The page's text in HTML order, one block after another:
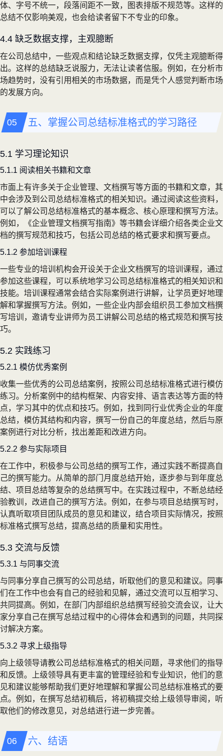
体、字号不统一，段落间距不一致，图表排版不规范等。这样的
总结不仅影响美观，也会给读者留下不专业的印象。
4.4 缺乏数据支撑，主观臆断
在公司总结中，一些观点和结论缺乏数据支撑，仅凭主观臆断得
出。这样的总结缺乏说服力，无法让读者信服。例如，在分析市
场趋势时，没有引用相关的市场数据，而是凭个人感觉判断市场
的发展方向。
五、掌握公司总结标准格式的学习路径
5.1 学习理论知识
5.1.1 阅读相关书籍和文章
市面上有许多关于企业管理、文档撰写等方面的书籍和文章，其
中会涉及到公司总结标准格式的相关知识。通过阅读这些资料，
可以了解公司总结标准格式的基本概念、核心原理和撰写方法。
例如，《企业管理文档撰写指南》等书籍会详细介绍各类企业文
档的撰写规范和技巧，包括公司总结的格式要求和撰写要点。
5.1.2 参加培训课程
一些专业的培训机构会开设关于企业文档撰写的培训课程，通过
参加这些课程，可以系统地学习公司总结标准格式的相关知识和
技能。培训课程通常会结合实际案例进行讲解，让学员更好地理
解和掌握撰写方法。例如，一些企业内部会组织员工参加文档撰
写培训，邀请专业讲师为员工讲解公司总结的格式规范和撰写技
巧。
5.2 实践练习
5.2.1 模仿优秀案例
收集一些优秀的公司总结案例，按照公司总结标准格式进行模仿
练习。分析案例中的结构框架、内容安排、语言表达等方面的特
点，学习其中的优点和技巧。例如，找到同行业优秀企业的年度
总结，模仿其结构和内容，撰写一份自己的年度总结，然后与原
案例进行对比分析，找出差距和改进方向。
5.2.2 参与实际项目
在工作中，积极参与公司总结的撰写工作，通过实践不断提高自
己的撰写能力。从简单的部门月度总结开始，逐步参与到年度总
结、项目总结等复杂的总结撰写中。在实践过程中，不断总结经
验教训，改进自己的撰写方法。例如，在参与项目总结撰写时，
认真听取项目团队成员的意见和建议，结合项目实际情况，按照
标准格式撰写总结，提高总结的质量和实用性。
5.3 交流与反馈
5.3.1 与同事交流
与同事分享自己撰写的公司总结，听取他们的意见和建议。同事
们在工作中也会有自己的经验和见解，通过交流可以互相学习、
共同提高。例如，在部门内部组织总结撰写经验交流会议，让大
家分享自己在撰写总结过程中的心得体会和遇到的问题，共同探
讨解决方案。
5.3.2 寻求上级指导
向上级领导请教公司总结标准格式的相关问题，寻求他们的指导
和反馈。上级领导具有更丰富的管理经验和专业知识，他们的意
见和建议能够帮助我们更好地理解和掌握公司总结标准格式的要
点。例如，在撰写总结初稿后，将初稿提交给上级领导审阅，听
取他们的修改意见，对总结进行进一步完善。
六、结语